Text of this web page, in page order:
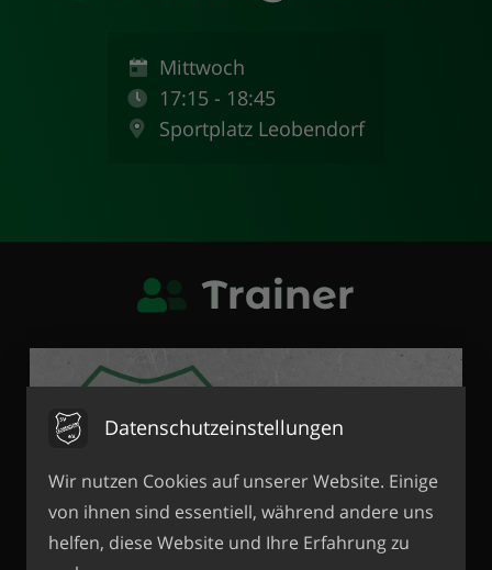
Mittwoch
17:15 - 18:45
Sportplatz Leobendorf
Trainer
Datenschutzeinstellungen
Wir nutzen Cookies auf unserer Website. Einige
von ihnen sind essentiell, während andere uns
helfen, diese Website und Ihre Erfahrung zu